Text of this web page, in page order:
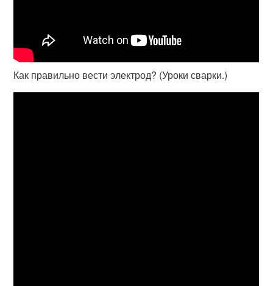
Как правильно вести электрод? (Уроки сварки.)